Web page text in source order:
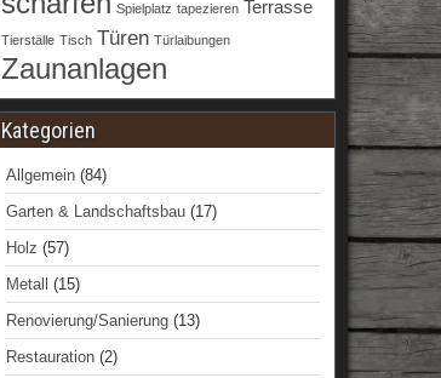
Spielplatz tapezieren Terrasse
Tierställe Tisch Türen Türlaibungen
Zaunanlagen
Kategorien
Allgemein (84)
Garten & Landschaftsbau (17)
Holz (57)
Metall
(15)
Renovierung/Sanierung (13)
Restauration (2)